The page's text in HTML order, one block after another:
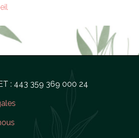
: 443 359 369 000 24